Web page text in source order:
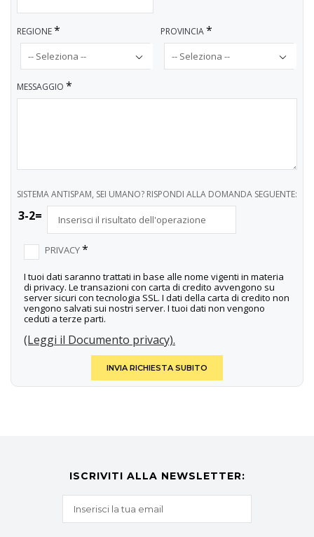
REGIONE* PROVINCIA*
MESSAGGIO *
SISTEMA ANTISPAM, SEI UMANO? RISPONDI ALLA DOMANDA SEGUENTE:
3-2=
PRIVACY*
I tuoi dati saranno trattati in base alle nome vigenti in materia
di privacy. Le transazioni con carta di credito avvengono su
server sicuri con tecnologia SSL. I dati della carta di credito non
vengono salvati sui nostri server. I tuoi dati non vengono
ceduti a terze parti.
(Leggi il Documento privacy).
INVIA RICHIESTA SUBITO
ISCRIVITI ALLA NEWSLETTER: